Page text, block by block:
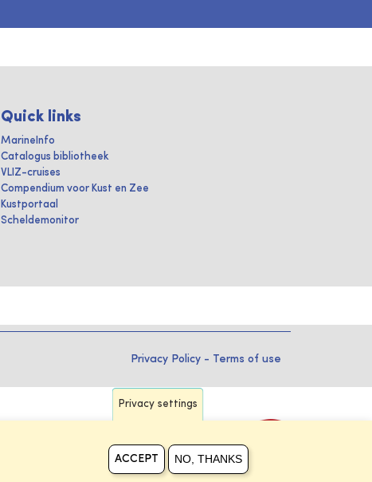
Quick links
MarineInfo
Catalogus bibliotheek
VLIZ-cruises
Compendium voor Kust en Zee
Kustportaal
Scheldemonitor
Privacy Policy - Terms of use
Privacy settings
ACCEPT NO, THANKS